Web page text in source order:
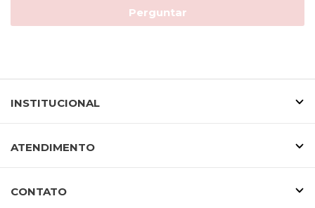
Perguntar
INSTITUCIONAL
ATENDIMENTO
CONTATO